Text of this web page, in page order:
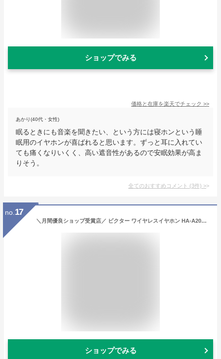
ショップでみる
価格と在庫を楽天でチェック >>
あかり(40代・女性)
眠るときにも音楽を聞きたい、という方には寝ホンという睡
眠用のイヤホンが喜ばれると思います。ずっと耳に入れてい
ても痛くなりいくく、高い遮音性があるので安眠効果が高ま
りそう。
全てのおすすめコメント (3件) >
no. 17
＼月間優良ショップ受賞店／ ビクター ワイヤレスイヤホン HA-A20T 完全ワイヤレスイヤホン Victor JVC ケンウッド スティック型 高音質 ワンボタン ボリューム調整 Bluetooth 防水 ハンズフリー ピンク ブラック ホワイト グリーン プレゼント ギフトラッピング対象品
ショップでみる